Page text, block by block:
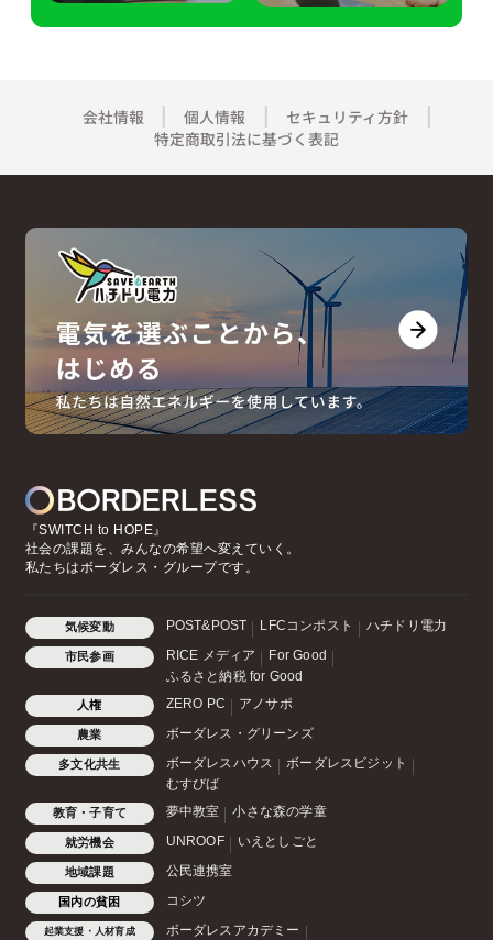
会社情報 個人情報
セキュリティ方針
特定商取引法に基づく表記
『SWITCH to HOPE』
社会の課題を、みんなの希望へ変えていく。
私たちはボーダレス・グループです。
気候変動 POST&POST LFCコンポスト ハチドリ電力
市民参画 RICE メディア
For Good
ふるさと納税 for Good
人権 ZERO PC アノサポ
農業 ボーダレス・グリーンズ
多文化共生 ボーダレスハウス
ボーダレスビジット
むすびば
教育・子育て 夢中教室 小さな森の学童
就労機会 UNROOF いえとしごと
地域課題 公民連携室
国内の貧困 コシツ
起業支援・人材育成 ボーダレスアカデミー